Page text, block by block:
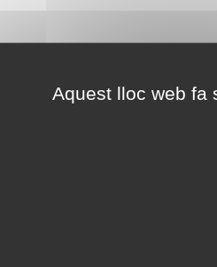
Aquest lloc web fa